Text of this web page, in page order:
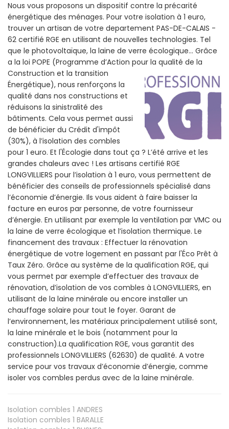
Nous vous proposons un dispositif contre la précarité
énergétique des ménages. Pour votre isolation à 1 euro,
trouver un artisan de votre departement PAS-DE-CALAIS -
62 certifié RGE en utilisant de nouvelles technologies. Tel
que le photovoltaïque, la laine de verre écologique... Grâce
a la loi POPE (Programme d’Action pour la qualité de la
Construction et la transition
Énergétique), nous renforçons la
qualité dans nos constructions et
réduisons la sinistralité des
bâtiments. Cela vous permet aussi
de bénéficier du Crédit d'impôt
(30%), à l’isolation des combles
pour 1 euro. Et l'Écologie dans tout ça ? L’été arrive et les
grandes chaleurs avec ! Les artisans certifié RGE
LONGVILLIERS pour l’isolation à 1 euro, vous permettent de
bénéficier des conseils de professionnels spécialisé dans
l’économie d’énergie. Ils vous aident à faire baisser la
facture en euros par personne, de votre fournisseur
d’énergie. En utilisant par exemple la ventilation par VMC ou
la laine de verre écologique et l’isolation thermique. Le
financement des travaux : Effectuer la rénovation
énergétique de votre logement en passant par l'Éco Prêt à
Taux Zéro. Grâce au système de la qualification RGE, qui
vous permet par exemple d’effectuer des travaux de
rénovation, d’isolation de vos combles à LONGVILLIERS, en
utilisant de la laine minérale ou encore installer un
chauffage solaire pour tout le foyer. Garant de
l’environnement, les matériaux principalement utilisé sont,
la laine minérale et le bois (notamment pour la
construction).La qualification RGE, vous garantit des
professionnels LONGVILLIERS (62630) de qualité. A votre
service pour vos travaux d’économie d’énergie, comme
isoler vos combles perdus avec de la laine minérale.
Isolation combles 1 ANDRES
Isolation combles 1 BARALLE